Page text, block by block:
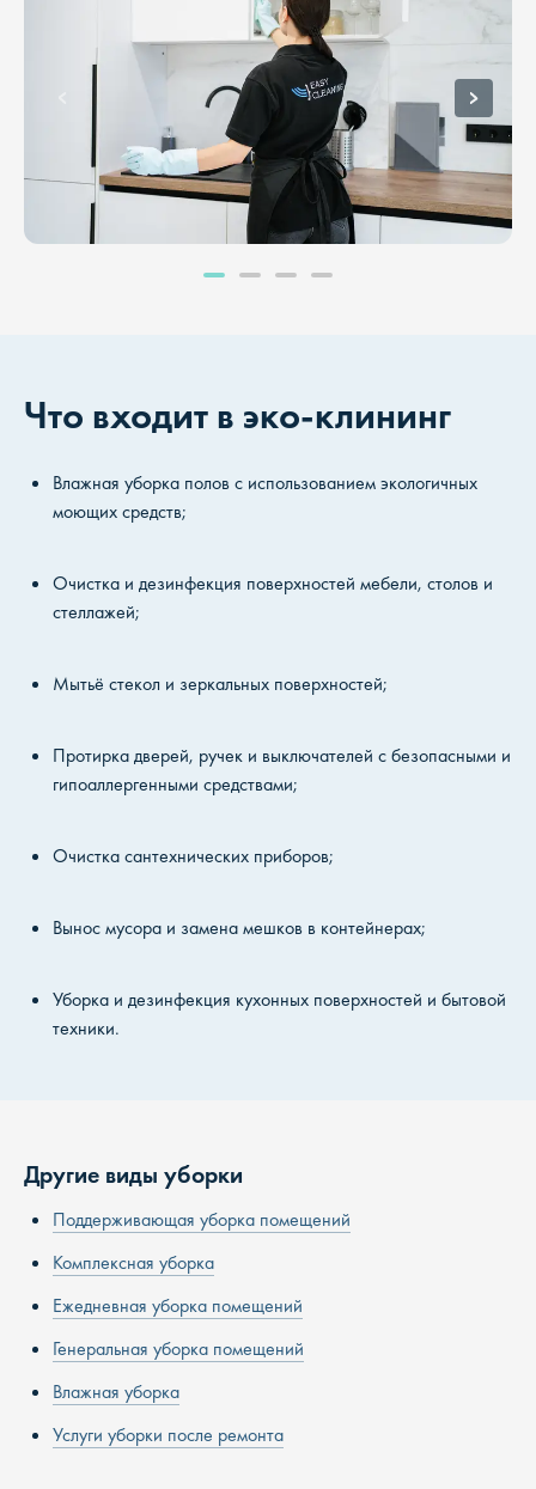
Что входит в эко-клининг
Влажная уборка полов с использованием экологичных
моющих средств;
Очистка и дезинфекция поверхностей мебели, столов и
стеллажей;
Мытьё стекол и зеркальных поверхностей;
Протирка дверей, ручек и выключателей с безопасными и
гипоаллергенными средствами;
Очистка сантехнических приборов;
Вынос мусора и замена мешков в контейнерах;
Уборка и дезинфекция кухонных поверхностей и бытовой
техники.
Другие виды уборки
Поддерживающая уборка помещений
Комплексная уборка
Ежедневная уборка помещений
Генеральная уборка помещений
Влажная уборка
Услуги уборки после ремонта